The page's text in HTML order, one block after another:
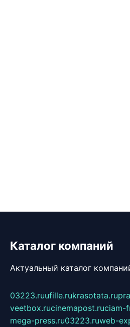
Каталог компаний
Актуальный каталог
03223.ruufille.rukrasotata.ru
veetbox.rucinemapost.ruciam-
mega-press.ru03223.ruweb-